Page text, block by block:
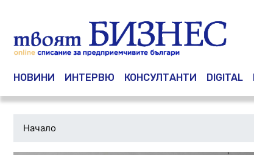
Main navigation
НОВИНИ ИНТЕРВЮ КОНСУЛТАНТИ DIGITAL
Начало